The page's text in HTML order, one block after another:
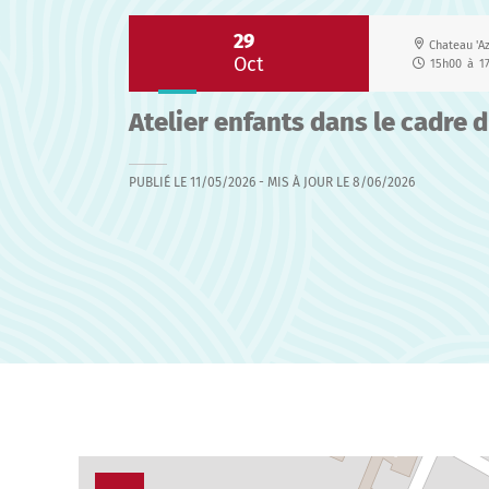
29
Oct
Chateau
15h00 à
Atelier enfants dans le cadre
PUBLIÉ LE 11/05/2026 - MIS À JOUR LE 8/06/2026